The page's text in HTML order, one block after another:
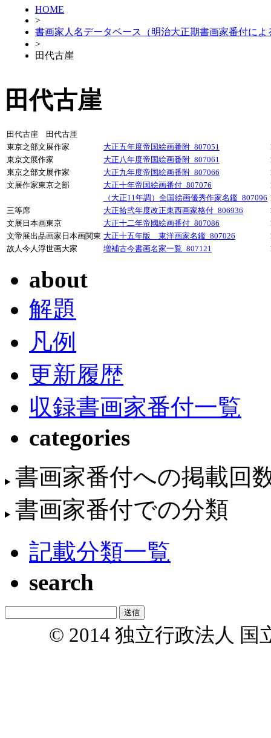
HOME
>
書画家人名データベース（明治大正期書画家番付によ
>
田代古崖
田代古崖
田代古崖 田代古厓
東京之部文展作家
大正五年度帝国絵画番附_807051
東京文展作家
大正八年度帝国絵画番附_807061
東京之部文展作家
大正九年度帝国絵画番附_807066
文展作家東京之部
大正十年帝国絵画番付_807076
（大正11年調）全国絵画優秀作家名鑑_807096
三等席
大正拾弐年度改正東西画家格付_806936
文展日本画東京
大正十二年帝國絵画番付_807086
文帝展出品画家日本画関東 大正十五年版 東洋画家名鑑_807026
故人今人浮世画大家
増補古今書画名家一覧_807121
about
解題
凡例
更新履歴
収録書画家番付一覧
categories
書画家番付への掲載回
書画家番付での分類
記載分類一覧
search
© 2014 独立行政法人 国